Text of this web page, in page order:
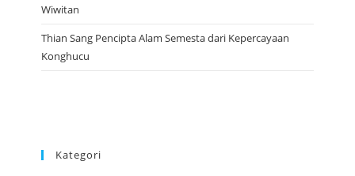
Wiwitan
Thian Sang Pencipta Alam Semesta dari Kepercayaan
Konghucu
Kategori